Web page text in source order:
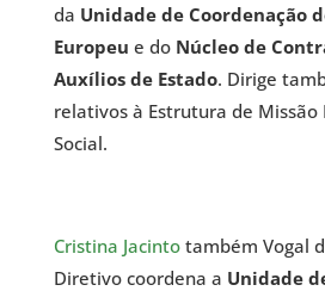
da Unidade de Coordenação
Europeu e do Núcleo de
Auxílios de Estado. Dirige
relativos à Estrutura de Missão
Social.
Cristina Jacintotambém Vogal
Diretivo coordena a Unidade